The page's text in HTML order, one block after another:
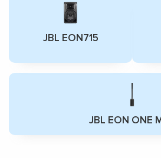
JBL EON715
JBL EON ONE